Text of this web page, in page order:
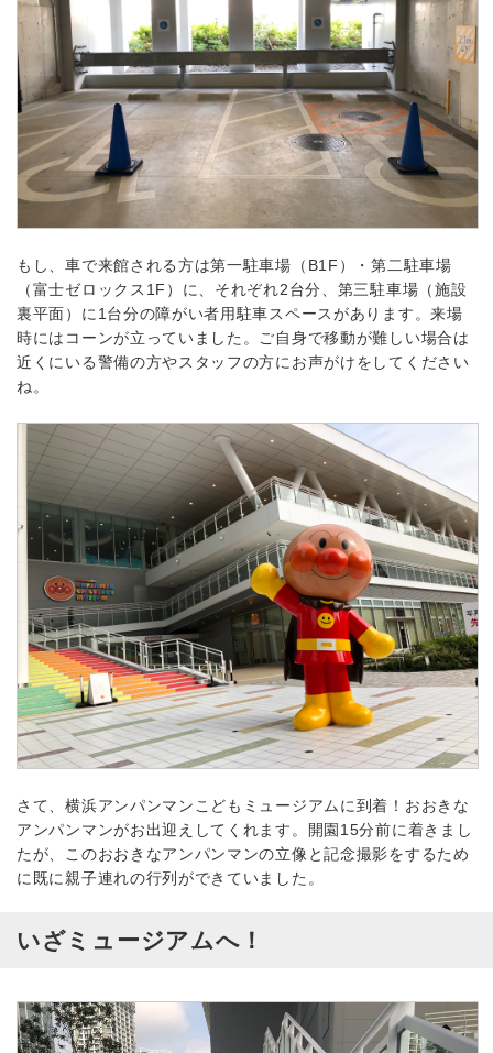
もし、車で来館される方は第一駐車場（B1F）・第二駐車場
（富士ゼロックス1F）に、それぞれ2台分、第三駐車場（施設
裏平面）に1台分の障がい者用駐車スペースがあります。来場
時にはコーンが立っていました。ご自身で移動が難しい場合は
近くにいる警備の方やスタッフの方にお声がけをしてください
ね。
さて、横浜アンパンマンこどもミュージアムに到着！おおきな
アンパンマンがお出迎えしてくれます。開園15分前に着きまし
たが、このおおきなアンパンマンの立像と記念撮影をするため
に既に親子連れの行列ができていました。
いざミュージアムへ！